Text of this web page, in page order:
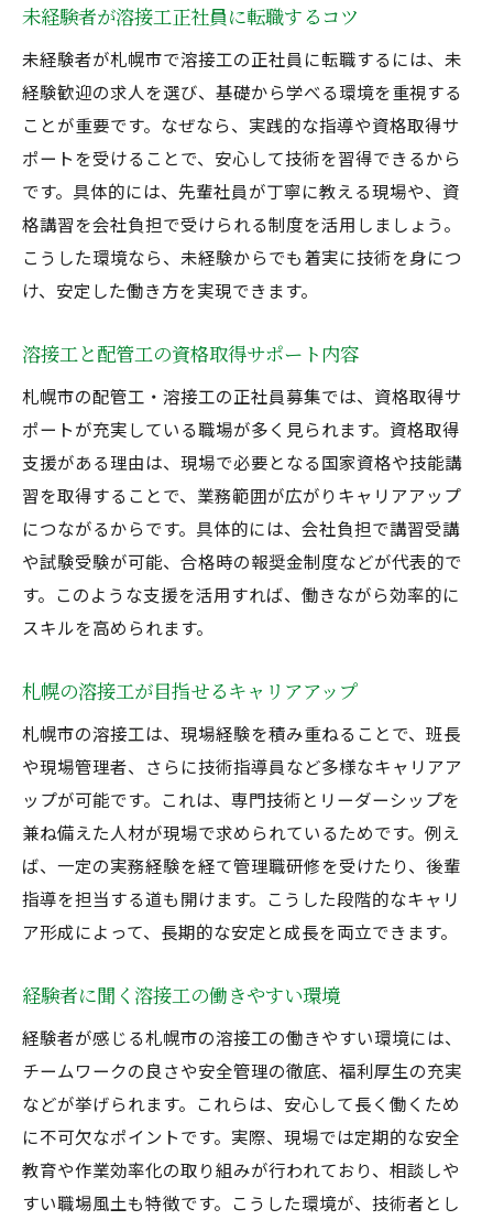
未経験者が溶接工正社員に転職するコツ
未経験者が札幌市で溶接工の正社員に転職するには、未
経験歓迎の求人を選び、基礎から学べる環境を重視する
ことが重要です。なぜなら、実践的な指導や資格取得サ
ポートを受けることで、安心して技術を習得できるから
です。具体的には、先輩社員が丁寧に教える現場や、資
格講習を会社負担で受けられる制度を活用しましょう。
こうした環境なら、未経験からでも着実に技術を身につ
け、安定した働き方を実現できます。
溶接工と配管工の資格取得サポート内容
札幌市の配管工・溶接工の正社員募集では、資格取得サ
ポートが充実している職場が多く見られます。資格取得
支援がある理由は、現場で必要となる国家資格や技能講
習を取得することで、業務範囲が広がりキャリアアップ
につながるからです。具体的には、会社負担で講習受講
や試験受験が可能、合格時の報奨金制度などが代表的で
す。このような支援を活用すれば、働きながら効率的に
スキルを高められます。
札幌の溶接工が目指せるキャリアアップ
札幌市の溶接工は、現場経験を積み重ねることで、班長
や現場管理者、さらに技術指導員など多様なキャリアア
ップが可能です。これは、専門技術とリーダーシップを
兼ね備えた人材が現場で求められているためです。例え
ば、一定の実務経験を経て管理職研修を受けたり、後輩
指導を担当する道も開けます。こうした段階的なキャリ
ア形成によって、長期的な安定と成長を両立できます。
経験者に聞く溶接工の働きやすい環境
経験者が感じる札幌市の溶接工の働きやすい環境には、
チームワークの良さや安全管理の徹底、福利厚生の充実
などが挙げられます。これらは、安心して長く働くため
に不可欠なポイントです。実際、現場では定期的な安全
教育や作業効率化の取り組みが行われており、相談しや
すい職場風土も特徴です。こうした環境が、技術者とし